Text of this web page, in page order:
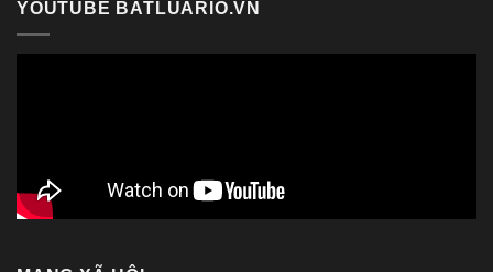
YOUTUBE BATLUARIO.VN